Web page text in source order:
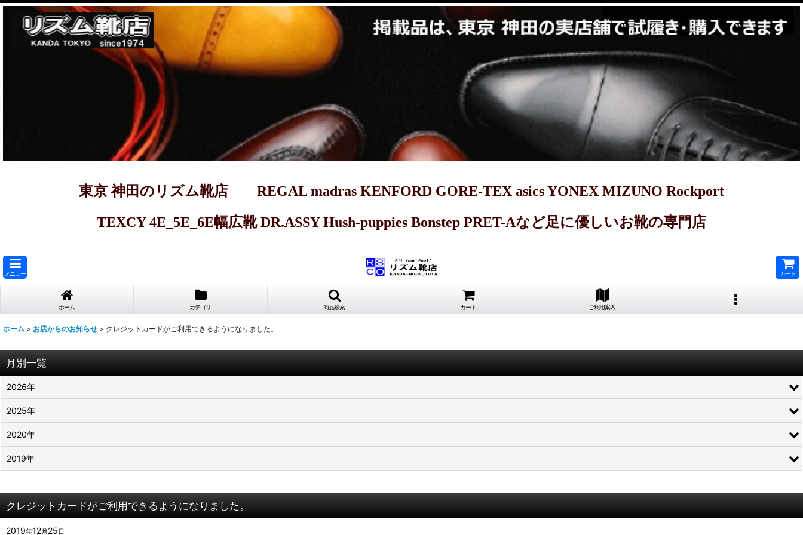
東京 神田のリズム靴店 REGAL madras KENFORD GORE-TEX asics YONEX MIZUNO Rockport
TEXCY 4E_5E_6E幅広靴 DR.ASSY Hush-puppies Bonstep PRET-Aなど足に優しいお靴の専門店
メニュー カート
ホーム カテゴリ 商品検索 カート ご利用案内
ホーム > お店からのお知らせ > クレジットカードがご利用できるようになりました。
クレジットカードがご利用できるようになりました。
2019年12月 25日
月別一覧
2026年
2025年
2020年
2019年